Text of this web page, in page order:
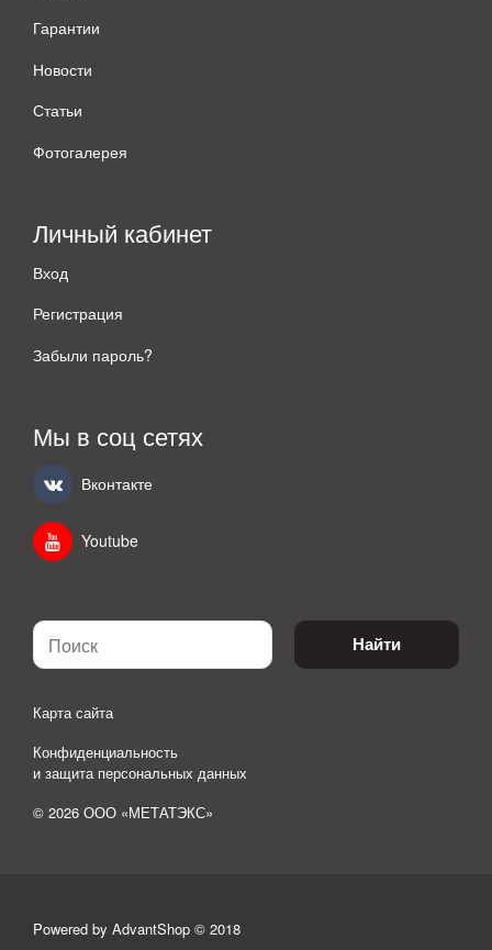
Гарантии
Новости
Статьи
Фотогалерея
Личный кабинет
Вход
Регистрация
Забыли пароль?
Мы в соц сетях
Вконтакте
Youtube
Найти
Карта сайта
Конфиденциальность
и защита персональных данных
© 2026 ООО «МЕТАТЭКС»
Powered by AdvantShop © 2018